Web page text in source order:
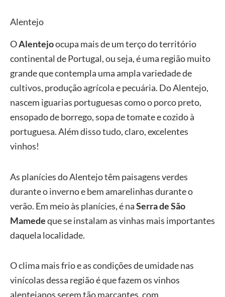
Alentejo
OAlentejoocupa mais de um terço do território
continental de Portugal, ou seja, é uma região muito
grande que contempla uma ampla variedade de
cultivos, produção agrícola e pecuária. Do Alentejo,
nascem iguarias portuguesas como o porco preto,
ensopado de borrego, sopa de tomate e cozido à
portuguesa. Além disso tudo, claro, excelentes
vinhos!
As planícies do Alentejo têm paisagens verdes
durante o inverno e bem amarelinhas durante o
verão. Em meio às planícies, é naSerra de São
Mamedeque se instalam as vinhas mais importantes
daquela localidade.
O clima mais frio e as condições de umidade nas
vinícolas dessa região é que fazem os vinhos
alentejanos serem tão marcantes, com